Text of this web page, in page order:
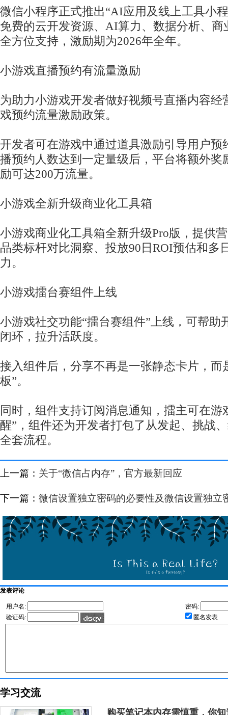
微信小程序正式推出“AI应用及线上工具小
免费的云开发资源、AI算力、数据分析、商
全方位支持，激励期为2026年全年。
小游戏直播预约有流量激励
为助力小游戏开发者做好视频号直播内容经
戏预约流量激励政策。
开发者可在游戏中通过道具激励引导用户预
播预约人数达到一定量级后，平台将额外奖
励可达200万流量。
小游戏全新升级商业化工具箱
小游戏商业化工具箱全新升级Pro版，提供
品类标杆对比洞察、投放90日ROI预估和多
力。
小游戏擂台赛组件上线
小游戏社交功能“擂台赛组件”上线，可帮助
闭环，拉升活跃度。
接入组件后，分享不再是一张静态卡片，而
板”。
同时，组件支持订阅消息通知，擂主可在游
醒”，组件还为开发者打包了从发起、挑战
全套流程。
上一篇： 关于“微信占内存”，官方最新回应
下一篇： 微信设置独立密码的必要性及微信设置独立
发表评论
用户名:
密码:
验证码:
匿名发表
学习交流
购买笔记本内存需慎重，你